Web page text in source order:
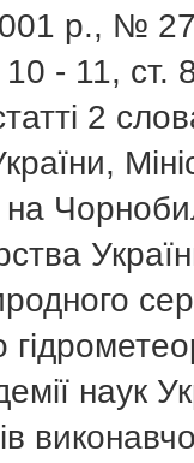
р., №
- 11, ст.
2
на
наук